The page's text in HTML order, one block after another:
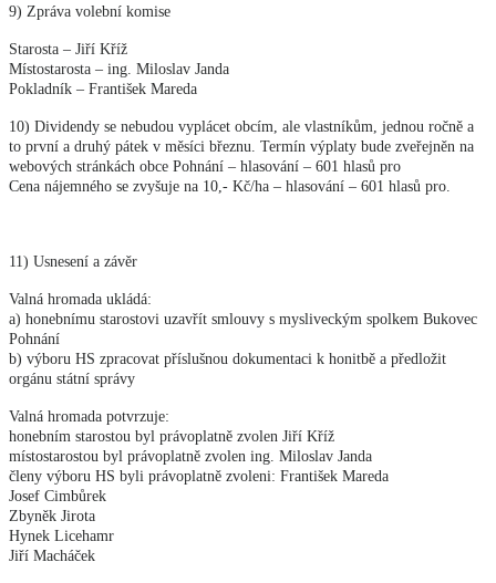
9) Zpráva volební komise
Starosta – Jiří Kříž
Místostarosta – ing. Miloslav Janda
Pokladník – František Mareda
10) Dividendy se nebudou vyplácet obcím, ale vlastníkům, jednou ročně a
to první a druhý pátek v měsíci březnu. Termín výplaty bude zveřejněn na
webových stránkách obce Pohnání – hlasování – 601 hlasů pro
Cena nájemného se zvyšuje na 10,- Kč/ha – hlasování – 601 hlasů pro.
11) Usnesení a závěr
Valná hromada ukládá:
a) honebnímu starostovi uzavřít smlouvy s mysliveckým spolkem Bukovec
Pohnání
b) výboru HS zpracovat příslušnou dokumentaci k honitbě a předložit
orgánu státní správy
Valná hromada potvrzuje:
honebním starostou byl právoplatně zvolen Jiří Kříž
místostarostou byl právoplatně zvolen ing. Miloslav Janda
členy výboru HS byli právoplatně zvoleni: František Mareda
Josef Cimbůrek
Zbyněk Jirota
Hynek Licehamr
Jiří Macháček